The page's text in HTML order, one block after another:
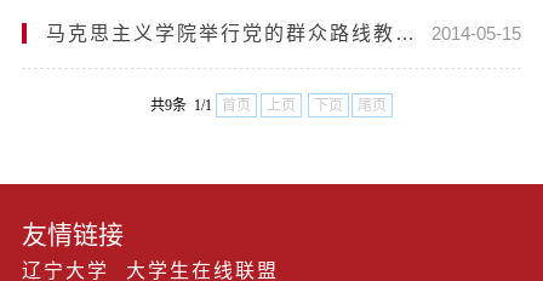
2014-05-15
马克思主义学院举行党的群众路线教育实践活动专题报告会
共9条 1/1 首页 上页 下页 尾页
友情链接
辽宁大学 大学生在线联盟